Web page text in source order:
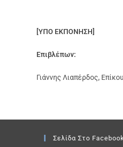
[ΥΠΟ ΕΚΠΟΝΗΣΗ]
Επιβλέπων:
Γιάννης Λιαπέρδος,
Σελίδα Στο